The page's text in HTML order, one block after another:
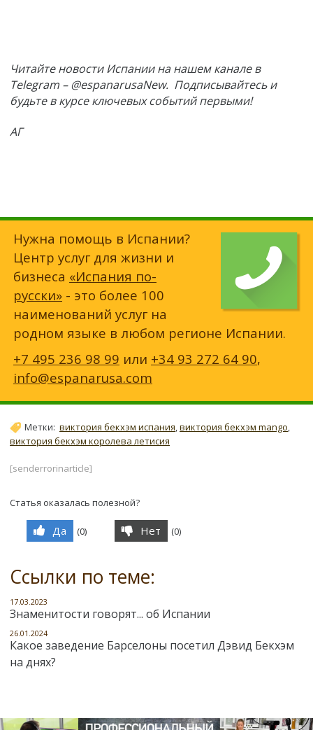
Читайте новости Испании на нашем канале в
Telegram – @espanarusaNew. Подписывайтесь и
будьте в курсе ключевых событий первыми!
АГ
Нужна помощь в Испании?
Центр услуг для жизни и
бизнеса «Испания по-
русски» - это более 100
наименований услуг на
родном языке в любом регионе Испании.
+7 495 236 98 99 или +34 93 272 64 90,
info@espanarusa.com
Метки: виктория бекхэм испания,виктория бекхэм mango,
виктория бекхэм королева летисия
[senderrorinarticle]
Статья оказалась полезной?
Да (0) Нет (0)
Ссылки по теме:
17.03.2023
Знаменитости говорят... об Испании
26.01.2024
Какое заведение Барселоны посетил Дэвид Бекхэм
на днях?